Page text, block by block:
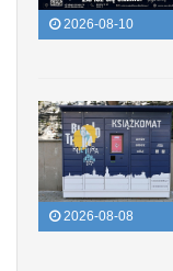
2026-08-10
2026-08-08